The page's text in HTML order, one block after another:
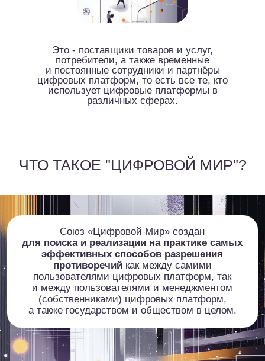
ЧТО ТАКОЕ "ЦИФРОВОЙ МИР"?
Союз «Цифровой Мир» создан
для поиска и реализации на практике самых
а также государством и обществом в целом.
Союз «Цифровой Мир» создан для
поиска и реализации на практике самых
эффективных способов разрешения
противоречий между цифровыми
платформами и их пользователями, а
также государством и обществом в
целом.